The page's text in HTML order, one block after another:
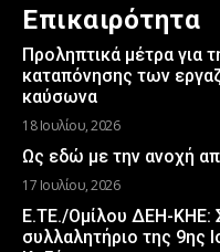
Επικαιρότητα
Προληπτικά μέτρα για
καταπόνησης των
καύσωνα
18 Ιουλίου, 2026
Ως εδώ με την ανοχή
17 Ιουλίου, 2026
Ε.ΤΕ./Ομίλου ΔΕΗ-ΚΗΕ:
συλλαλητήριο της 9ης